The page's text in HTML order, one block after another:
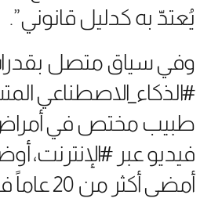
يُعتدّ به كدليل قانوني”.
وفي سياق متصل
#الذكاء_الاصطناعي
طبيب مختص في
فيديو عبر #الإنترنت،
أمضى أكثر